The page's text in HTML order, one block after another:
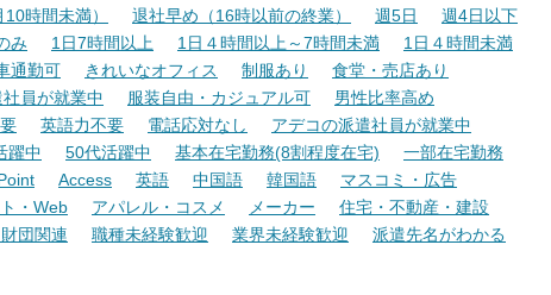
時間未満） 退社早め（16時以前の終業） 週5日
週4日以下
み 1日7時間以上 1日４時間以上～7時間未満
1日４時間未満
通勤可 きれいなオフィス 制服あり
食堂・売店あり
員が就業中 服装自由・カジュアル可
男性比率高め
英語力不要 電話応対なし
アデコの派遣社員が就業中
躍中 50代活躍中 基本在宅勤務(8割程度在宅)
一部在宅勤務
Access 英語 中国語 韓国語
マスコミ・広告
・Web アパレル・コスメ メーカー
住宅・不動産・建設
団関連 職種未経験歓迎 業界未経験歓迎
派遣先名がわかる